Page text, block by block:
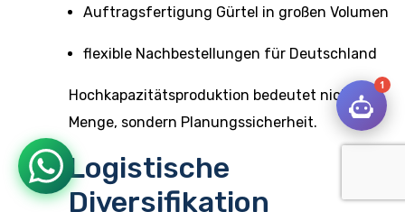
Auftragsfertigung Gürtel in großen Volumen
flexible Nachbestellungen für Deutschland
Hochkapazitätsproduktion bedeutet nicht nur
Menge, sondern Planungssicherheit.
Logistische
Diversifikation
1